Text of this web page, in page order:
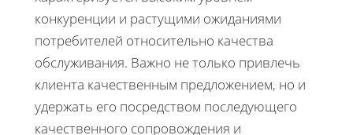
конкуренции и растущими ожиданиями
потребителей относительно качества
обслуживания. Важно не только привлечь
клиента качественным предложением, но и
удержать его посредством последующего
качественного сопровождения и